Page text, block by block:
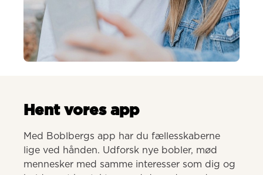
Hent vores app
Med Boblbergs app har du fællesskaberne
lige ved hånden. Udforsk nye bobler, mød
mennesker med samme interesser som dig og